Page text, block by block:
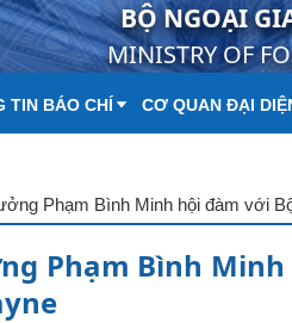
BỘ NGOẠI
MINISTRY OF
TIN BÁO CHÍ CƠ QUAN ĐẠI
Phạm Bình Minh hội đàm với
Phạm Bình